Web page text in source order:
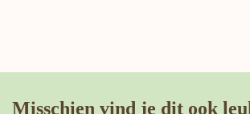
Misschien vind je dit ook